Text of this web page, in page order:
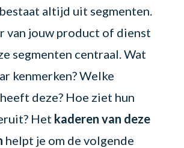
altijd uit segmenten.
van jouw product of dienst
segmenten centraal. Wat
kenmerken? Welke
deze? Hoe ziet hun
Het kaderen van deze
helpt je om de volgende